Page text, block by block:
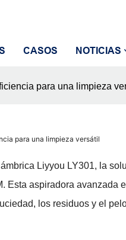
CASOS NOTICIAS
para una limpieza
para una limpieza versátil
Liyyou LY301, la
Esta aspiradora avanzada
los residuos y el